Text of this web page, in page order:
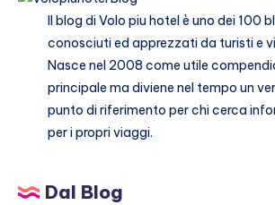
Il blog diVolo piu hotel è uno dei 100
conosciuti ed apprezzati da turisti e
Nasce nel 2008 come utile
principale ma diviene nel tempo un
punto di riferimento per chi cerca
per i propri viaggi.
Dal Blog